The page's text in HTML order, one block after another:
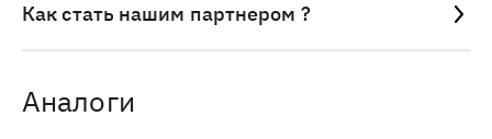
Как стать нашим партнером ?
Аналоги